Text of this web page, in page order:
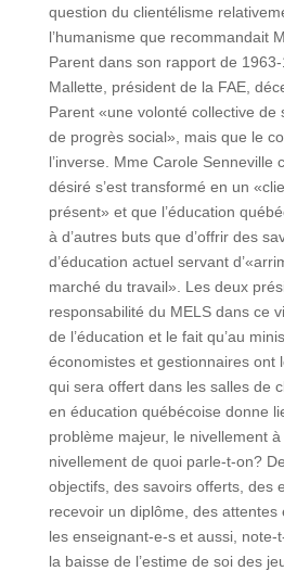
question du clientélisme
l’humanisme que recommandait
Parent dans son rapport de
Mallette, président de la FAE,
Parent «une volonté collective de
de progrès social», mais que le
l’inverse. Mme Carole Senneville
désiré s’est transformé en un
présent» et que l’éducation
à d’autres buts que d’offrir des
d’éducation actuel servant
marché du travail». Les deux
responsabilité du MELS dans ce
de l’éducation et le fait qu’au
économistes et gestionnaires ont
qui sera offert dans les salles de
en éducation québécoise donne
problème majeur, le nivellement
nivellement de quoi parle-t-on?
objectifs, des savoirs offerts, des
recevoir un diplôme, des attentes
les enseignant-e-s et aussi, note-
la baisse de l’estime de soi des